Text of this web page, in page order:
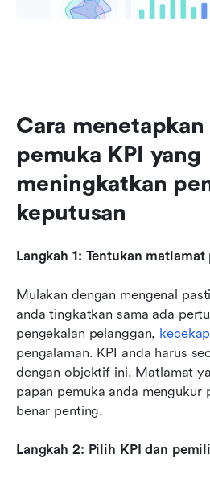
Cara menetapkan
pemuka KPI yang
meningkatkan
keputusan
Langkah 1: Tentukan
Mulakan dengan mengenal
anda tingkatkan sama ada
pengekalan pelanggan,
pengalaman. KPI anda harus
dengan objektif ini. Matlamat
papan pemuka anda mengukur
benar penting.
Langkah 2: Pilih KPI dan